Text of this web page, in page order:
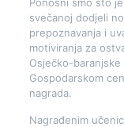
svečanoj dodjeli
prepoznavanja i
motiviranja za
Osječko-
Gospodarskom
nagrada.
Nagrađenim